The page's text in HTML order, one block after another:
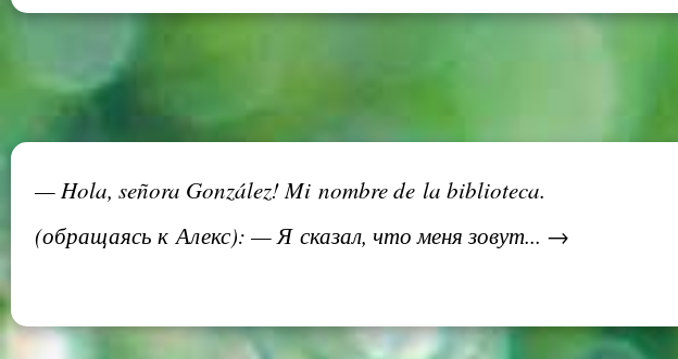
— Hola, señora González! Mi nombre de la biblioteca.
(обращаясь к Алекс): — Я сказал, что меня зовут... →